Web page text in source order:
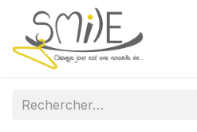
Se rendre au contenu